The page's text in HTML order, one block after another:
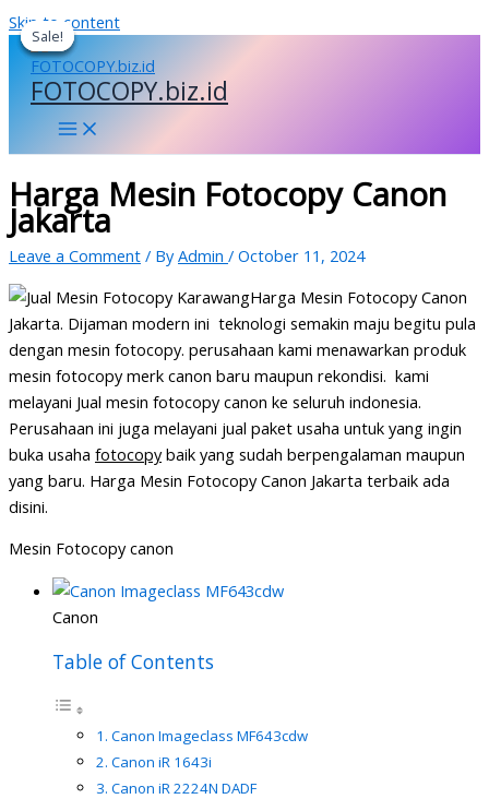
Skip to content
FOTOCOPY.biz.id
Harga Mesin Fotocopy Canon
Jakarta
Leave a Comment / ByAdmin / October 11, 2024
Harga Mesin Fotocopy Canon
Jakarta. Dijaman modern ini teknologi semakin maju begitu pula
dengan mesin fotocopy. perusahaan kami menawarkan produk
mesin fotocopy merk canon baru maupun rekondisi. kami
melayani Jual mesin fotocopy canon ke seluruh indonesia.
Perusahaan ini juga melayani jual paket usaha untuk yang ingin
buka usaha fotocopybaik yang sudah berpengalaman maupun
yang baru. Harga Mesin Fotocopy Canon Jakarta terbaik ada
disini.
Mesin Fotocopy canon
Canon
Table of Contents
Canon Imageclass MF643cdw
Canon iR 1643i
Canon iR 2224N DADF
Sale!
Sale!
Sale!
Sale!